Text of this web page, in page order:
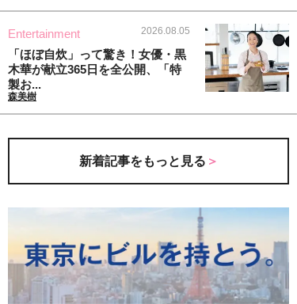
Entertainment 2026.08.05
「ほぼ自炊」って驚き！女優・黒
木華が献立365日を全公開、「特
製お...
森美樹
新着記事をもっと見る